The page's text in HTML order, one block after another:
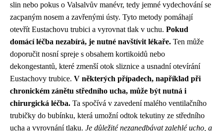
slin nebo pokus o Valsalvův manévr, tedy jemné vydechování se
zacpaným nosem a zavřenými ústy. Tyto metody pomáhají
otevřít Eustachovu trubici a vyrovnat tlak v uchu. Pokud
domácí léčba nezabírá, je nutné navštívit lékaře. Ten může
doporučit nosní spreje s obsahem kortikoidů nebo
dekongestantů, které zmenší otok sliznice a usnadní otevírání
Eustachovy trubice. V některých případech, například při
chronickém zánětu středního ucha, může být nutná i
chirurgická léčba. Ta spočívá v zavedení malého ventilačního
trubičky do bubínku, která umožní odtok tekutiny ze středního
ucha a vyrovnání tlaku. Je důležité nezanedbávat zalehlé ucho, a